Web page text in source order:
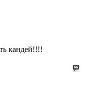
кандей!!!!